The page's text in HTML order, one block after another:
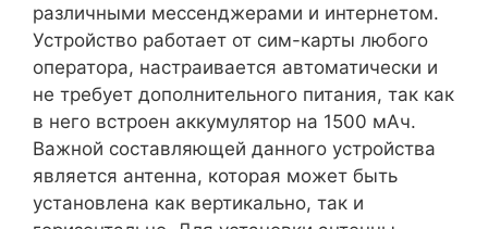
различными мессенджерами и интернетом.
Устройство работает от сим-карты любого
оператора, настраивается автоматически и
не требует дополнительного питания, так как
в него встроен аккумулятор на 1500 мАч.
Важной составляющей данного устройства
является антенна, которая может быть
установлена как вертикально, так и